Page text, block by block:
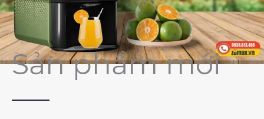
Sản phẩm mới